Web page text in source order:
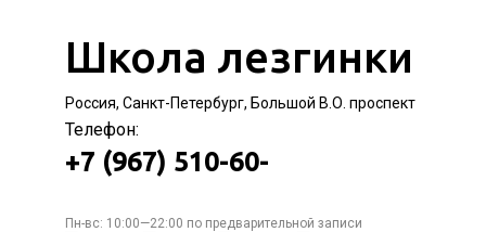
Школа лезгинки
Россия, Санкт-Петербург, Большой В.О. проспект
Телефон:
+7 (967) 510-60-
Пн-вс: 10:00—22:00 по предварительной записи